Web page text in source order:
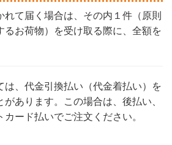
て届く場合は、その内１件（原則
るお荷物）を受け取る際に、全額を
、代金引換払い（代金着払い）を
あります。この場合は、後払い、
ード払いでご注文ください。